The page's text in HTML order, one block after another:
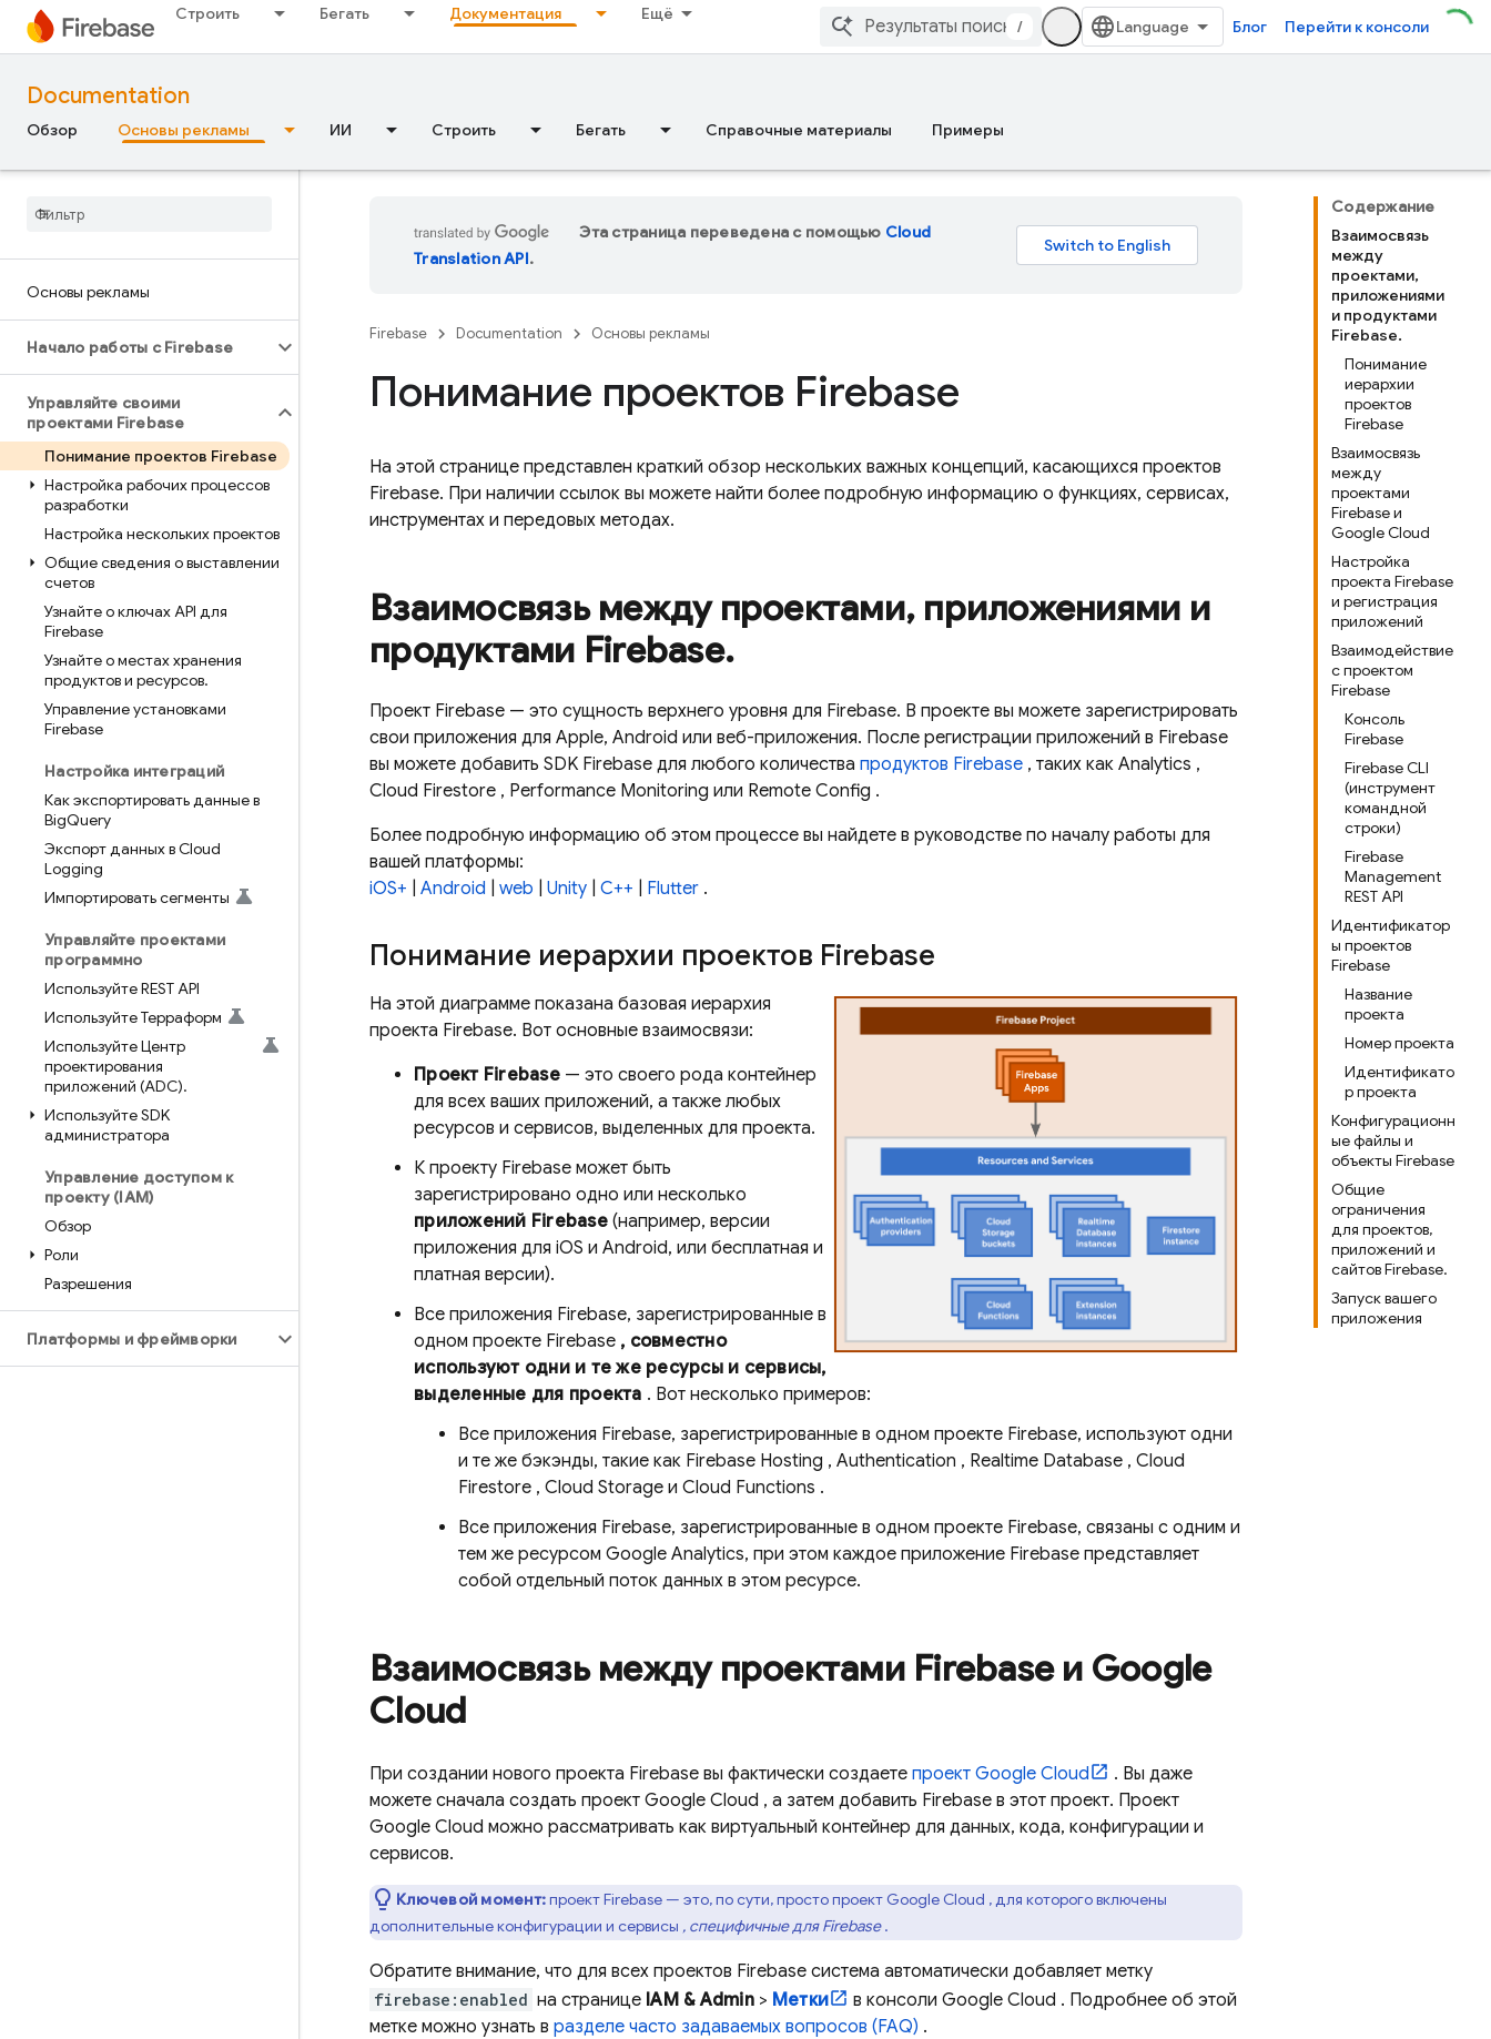
Строить Бегать Документация Ещё
/ Блог Перейти к консоли
Documentation
Обзор Основы рекламы ИИ Строить Бегать Справочные материалы Примеры
Основы рекламы
Начало работы с Firebase
Управляйте своими
проектами Firebase
Понимание проектов Firebase
Настройка рабочих процессов
разработки
Настройка нескольких проектов
Общие сведения о выставлении
счетов
Узнайте о ключах API для
Firebase
Узнайте о местах хранения
продуктов и ресурсов.
Управление установками
Firebase
Настройка интеграций
Как экспортировать данные в
BigQuery
Экспорт данных в Cloud
Logging
Импортировать сегменты
Управляйте проектами
программно
Используйте REST API
Используйте Терраформ
Используйте Центр
проектирования
приложений (ADC).
Используйте SDK
администратора
Управление доступом к
проекту (IAM)
Обзор
Роли
Разрешения
Платформы и фреймворки
Содержание
Взаимосвязь
между
проектами,
приложениями
и продуктами
Firebase.
Понимание
иерархии
проектов
Firebase
Взаимосвязь
между
проектами
Firebase и
Google Cloud
Настройка
проекта Firebase
и регистрация
приложений
Взаимодействие
с проектом
Firebase
Консоль
Firebase
Firebase CLI
(инструмент
командной
строки)
Firebase
Management
REST API
Идентификатор
ы проектов
Firebase
Название
проекта
Номер проекта
Идентификато
р проекта
Конфигурационн
ые файлы и
объекты Firebase
Общие
ограничения
для проектов,
приложений и
сайтов Firebase.
Запуск вашего
приложения
Эта страница переведена с помощью Cloud
Translation API.
Firebase Documentation Основы рекламы
Понимание проектов Firebase
На этой странице представлен краткий обзор нескольких важных концепций, касающихся проектов
Firebase. При наличии ссылок вы можете найти более подробную информацию о функциях, сервисах,
инструментах и ​​передовых методах.
Взаимосвязь между проектами, приложениями и
продуктами Firebase.
Проект Firebase — это сущность верхнего уровня для Firebase. В проекте вы можете зарегистрировать
свои приложения для Apple, Android или веб-приложения. После регистрации приложений в Firebase
вы можете добавить SDK Firebase для любого количества продуктов Firebase , таких как Analytics ,
Cloud Firestore , Performance Monitoring или Remote Config .
Более подробную информацию об этом процессе вы найдете в руководстве по началу работы для
вашей платформы:
iOS+
Android web Unity C++ Flutter .
Понимание иерархии проектов Firebase
На этой диаграмме показана базовая иерархия
проекта Firebase. Вот основные взаимосвязи:
Проект Firebase— это своего рода контейнер
для всех ваших приложений, а также любых
ресурсов и сервисов, выделенных для проекта.
К проекту Firebase может быть
зарегистрировано одно или несколько
приложений Firebase(например, версии
приложения для iOS и Android, или бесплатная и
платная версии).
Все приложения Firebase, зарегистрированные в
одном проекте Firebase , совместно
используют одни и те же ресурсы и сервисы,
выделенные для проекта . Вот несколько примеров:
Все приложения Firebase, зарегистрированные в одном проекте Firebase, используют одни
и те же бэкэнды, такие как Firebase Hosting , Authentication , Realtime Database , Cloud
Firestore , Cloud Storage и Cloud Functions .
Все приложения Firebase, зарегистрированные в одном проекте Firebase, связаны с одним и
тем же ресурсом Google Analytics, при этом каждое приложение Firebase представляет
собой отдельный поток данных в этом ресурсе.
Взаимосвязь между проектами Firebase и Google
Cloud
При создании нового проекта Firebase вы фактически создаете проект Google Cloud
. Вы даже
можете сначала создать проект Google Cloud , а затем добавить Firebase в этот проект. Проект
Google Cloud можно рассматривать как виртуальный контейнер для данных, кода, конфигурации и
сервисов.
Ключевой момент:проект Firebase — это, по сути, просто проект Google Cloud , для которого включены
дополнительные конфигурации и сервисы , специфичные для Firebase.
Обратите внимание, что для всех проектов Firebase система автоматически добавляет метку
firebase:enabled на странице IAM & Admin> Метки в консоли Google Cloud . Подробнее об этой
метке можно узнать в разделе часто задаваемых вопросов (FAQ) .